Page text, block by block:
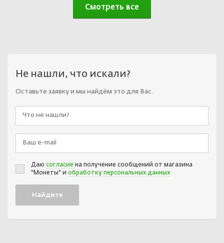
Смотреть все
Не нашли, что искали?
Оставьте заявку и мы найдём это для Вас.
Даю согласие на получение сообщений от магазина
"Монеты" и обработку персональных данных